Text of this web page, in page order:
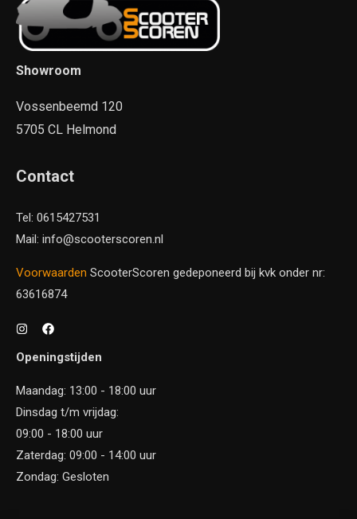
Showroom
Vossenbeemd 120
5705 CL Helmond
Contact
Tel: 0615427531
Mail: info@scooterscoren.nl
Voorwaarden ScooterScoren gedeponeerd bij kvk onder nr:
63616874
Openingstijden
Maandag: 13:00 - 18:00 uur
Dinsdag t/m vrijdag:
09:00 - 18:00 uur
Zaterdag: 09:00 - 14:00 uur
Zondag: Gesloten